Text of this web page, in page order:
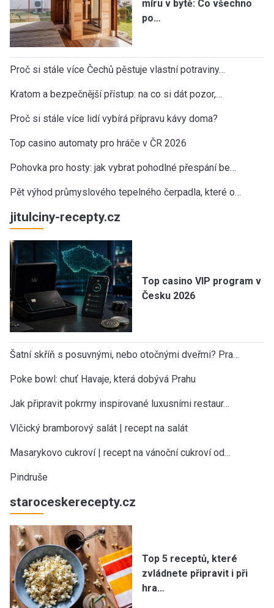
míru v bytě: Co všechno
po…
Proč si stále více Čechů pěstuje vlastní potraviny…
Kratom a bezpečnější přístup: na co si dát pozor,…
Proč si stále více lidí vybírá přípravu kávy doma?
Top casino automaty pro hráče v ČR 2026
Pohovka pro hosty: jak vybrat pohodlné přespání be…
Pět výhod průmyslového tepelného čerpadla, které o…
jitulciny-recepty.cz
Top casino VIP program v
Česku 2026
Šatní skříň s posuvnými, nebo otočnými dveřmi? Pra…
Poke bowl: chuť Havaje, která dobývá Prahu
Jak připravit pokrmy inspirované luxusními restaur…
Vlčický bramborový salát | recept na salát
Masarykovo cukroví | recept na vánoční cukroví od…
Pindruše
staroceskerecepty.cz
Top 5 receptů, které
zvládnete připravit i při
hra…